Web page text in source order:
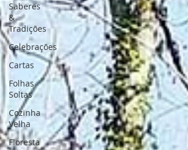
Saberes
&
Tradições
Celebrações
Cartas
Folhas
Soltas
Cozinha
Velha
Floresta